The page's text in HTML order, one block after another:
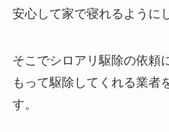
安心して家で寝れるように
そこでシロアリ駆除の依頼
もって駆除してくれる業者
す。